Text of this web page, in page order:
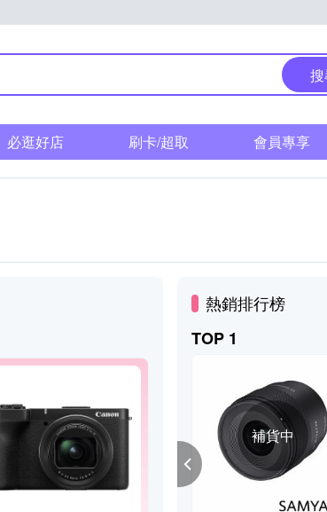
必逛好店 刷卡/超取 會員專享
熱銷排行榜
TOP 1
補貨中